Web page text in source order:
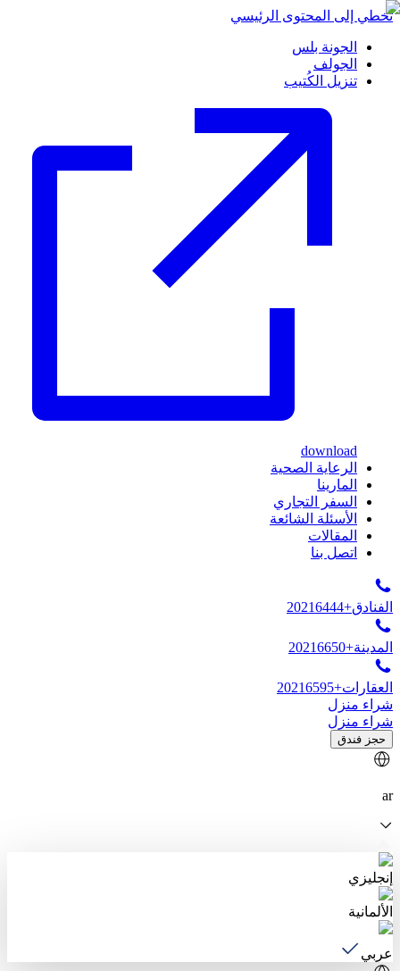
تخطي إلى المحتوى الرئيسي
الجونة بلس
الجولف
تنزيل الكُتيب
download
الرعاية الصحية
المارينا
السفر التجاري
الأسئلة الشائعة
المقالات
اتصل بنا
الفنادق+20216444
المدينة+20216650
العقارات+20216595
شراء منزل
شراء منزل
حجز فندق
ar
إنجليزي
الألمانية
عربي